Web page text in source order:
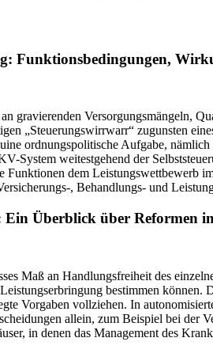
Funktionsbedingungen,
gravierenden Versorgungsmängeln,
„Steuerungswirrwarr“ zugunsten
ordnungspolitische Aufgabe,
System weitestgehend der
dem Leistungswettbewerb
, Behandlungs- und
Überblick über Reformen
Maß an Handlungsfreiheit des
bestimmen
Vorgaben vollziehen. In
allein, zum Beispiel bei der
in denen das Management des